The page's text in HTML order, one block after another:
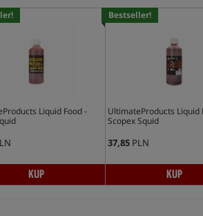
Liquid Food -
KUP
Bestseller!
UltimateProducts Liquid
Scopex Squid
37,85PLN
KUP